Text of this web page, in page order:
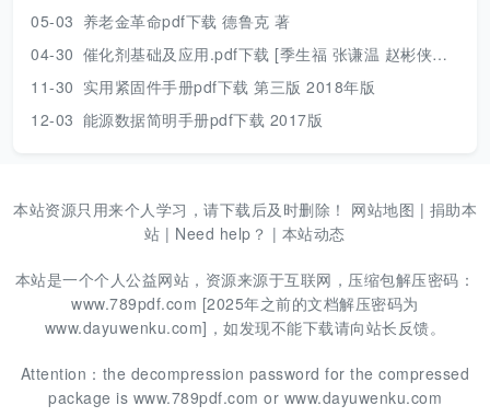
05-03 养老金革命pdf下载 德鲁克 著
04-30 催化剂基础及应用.pdf下载 [季生福 张谦温 赵彬侠编] 2011年版
11-30 实用紧固件手册pdf下载 第三版 2018年版
12-03 能源数据简明手册pdf下载 2017版
本站资源只用来个人学习，请下载后及时删除！ 网站地图 | 捐助本
站 | Need help？ | 本站动态
本站是一个个人公益网站，资源来源于互联网，压缩包解压密码：
www.789pdf.com [2025年之前的文档解压密码为
www.dayuwenku.com]，如发现不能下载请向站长反馈。
Attention：the decompression password for the compressed
package is www.789pdf.com or www.dayuwenku.com